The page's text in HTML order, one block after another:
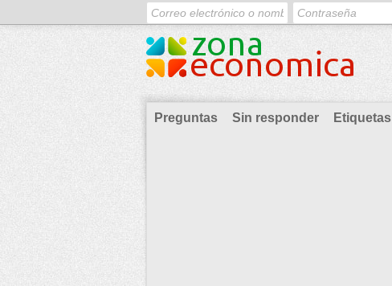
Preguntas Sin responder Etiquetas